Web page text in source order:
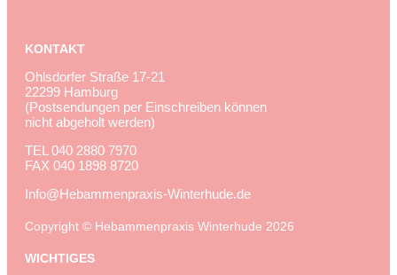
KONTAKT
Ohlsdorfer Straße 17-21
22299 Hamburg
(Postsendungen per Einschreiben können
nicht abgeholt werden)
TEL 040 2880 7970
FAX 040 1898 8720
Info@Hebammenpraxis-Winterhude.de
Copyright © Hebammenpraxis Winterhude 2026
WICHTIGES